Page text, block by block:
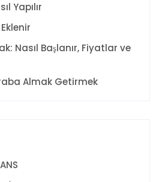
Yapılır
Nasıl Başlanır, Fiyatlar ve
Almak Getirmek